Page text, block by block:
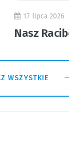
17 lipca 2026
Nasz
WSZYSTKIE